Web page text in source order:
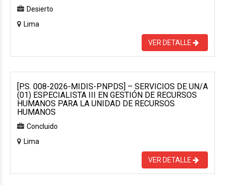
Desierto
Lima
VER DETALLE
[P.S. 008-2026-MIDIS-PNPDS] – SERVICIOS DE UN/A
(01) ESPECIALISTA III EN GESTIÓN DE RECURSOS
HUMANOS PARA LA UNIDAD DE RECURSOS
HUMANOS
Concluido
Lima
VER DETALLE